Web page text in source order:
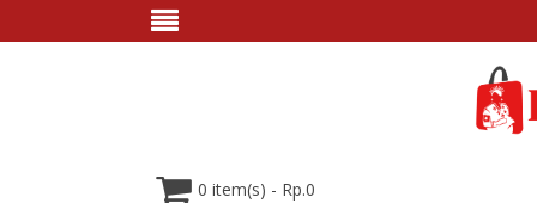
0 item(s) - Rp.0